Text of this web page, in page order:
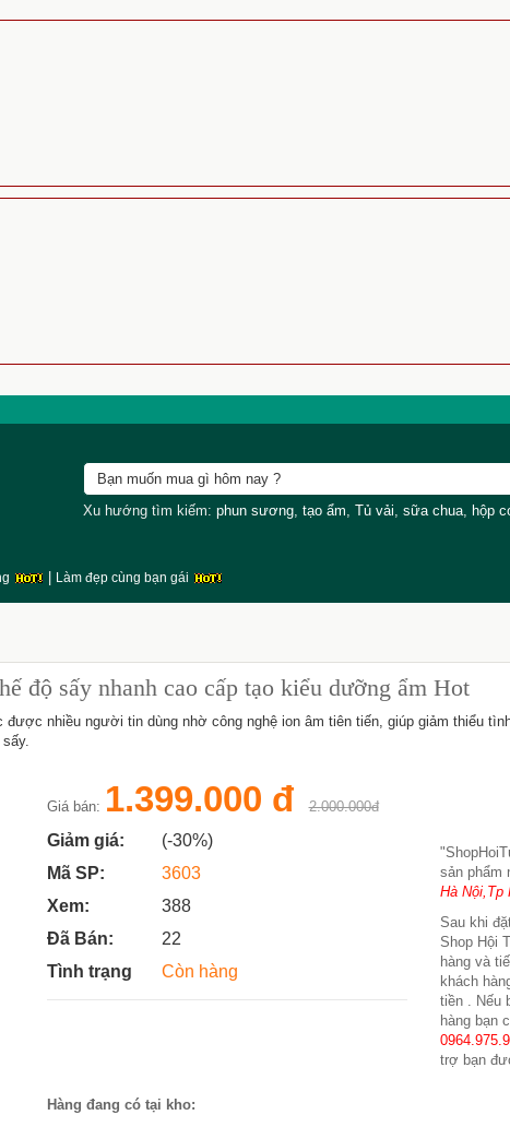
Xu hướng tìm kiếm: phun sương, tạo ẩm, Tủ vải, sữa chua, hộp
Làm đẹp cùng bạn gái
độ sấy nhanh cao cấp tạo kiểu dưỡng ẩm Hot
nhiều người tin dùng nhờ công nghệ ion âm tiên tiến, giúp giảm thiểu
Giá bán: 1.399.000 đ 2.000.000đ
Giảm giá:
(-30%)
Mã SP:
3603
Xem:
388
Đã Bán:
22
Tình trạng
Còn hàng
sản phẩm
Hà Nội,Tp
Sau khi
Shop Hội
hàng và
khách
tiền . Nếu
hàng bạn
trợ bạn
Hàng đang có tại kho: